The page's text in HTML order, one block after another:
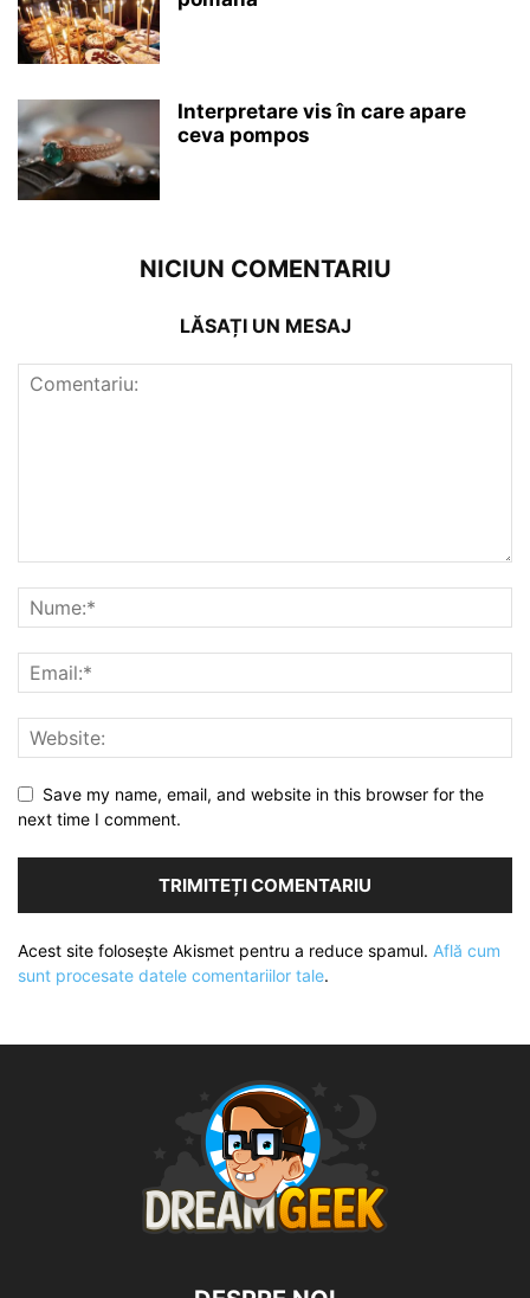
Interpretare vis în care apare
ceva pompos
NICIUN COMENTARIU
LĂSAȚI UN MESAJ
Save my name, email, and website in this browser for the
next time I comment.
Acest site folosește Akismet pentru a reduce spamul. Află cum
sunt procesate datele comentariilor tale.